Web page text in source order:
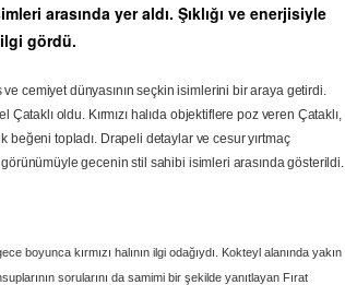
arasında yer aldı. Şıklığı ve enerjisiyle
gördü.
cemiyet dünyasının seçkin isimlerini bir araya getirdi.
oldu. Kırmızı halıda objektiflere poz veren Çataklı,
topladı. Drapeli detaylar ve cesur yırtmaç
gecenin stil sahibi isimleri arasında gösterildi.
boyunca kırmızı halının ilgi odağıydı. Kokteyl alanında yakın
sorularını da samimi bir şekilde yanıtlayan Fırat